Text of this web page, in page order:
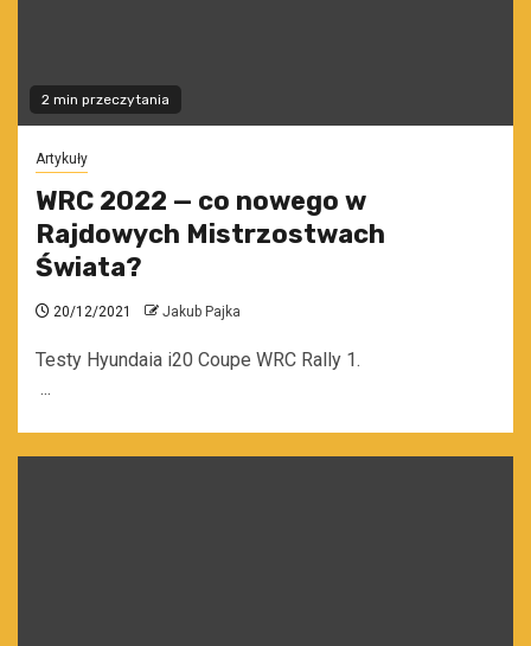
2 min przeczytania
Artykuły
WRC 2022 — co nowego w
Rajdowych Mistrzostwach
Świata?
20/12/2021 Jakub Pajka
Testy Hyundaia i20 Coupe WRC Rally 1.
...